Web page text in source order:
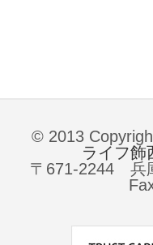
© 2013
ライフ飾
〒671-2244 兵